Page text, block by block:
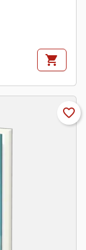
shopping_cart
favorite_border